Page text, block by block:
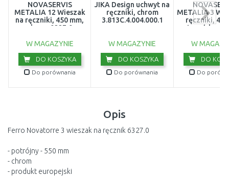
NOVASERVIS
METALIA 12 Wieszak
na ręczniki, 450 mm,
chrom 0227,0
W MAGAZYNIE
DO KOSZYKA
Do porównania
JIKA Design uchwyt na
ręczniki, chrom
3.813C.4.004.000.1
W MAGAZYNIE
DO KOSZYKA
Do porównania
METALIA 3
ręczniki,
satyna/chrom
W
DO
Do
Opis
Ferro Novatorre 3 wieszak na ręcznik 6327.0
- potrójny - 550 mm
- chrom
- produkt europejski